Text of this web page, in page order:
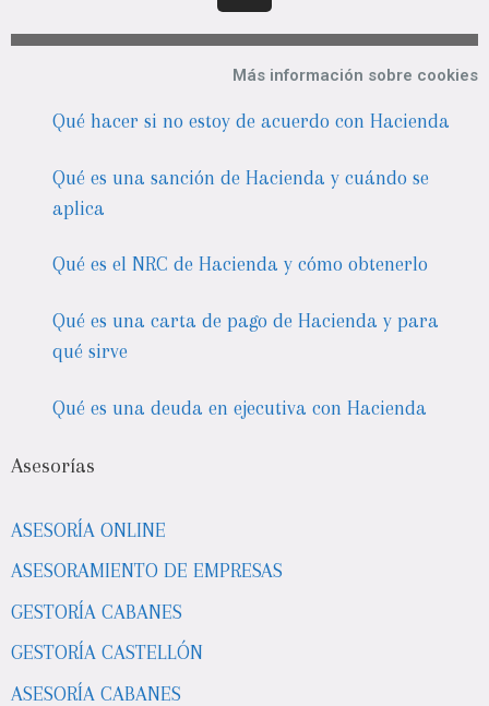
Más información sobre cookies
Qué hacer si no estoy de acuerdo con Hacienda
Qué es una sanción de Hacienda y cuándo se
aplica
Qué es el NRC de Hacienda y cómo obtenerlo
Qué es una carta de pago de Hacienda y para
qué sirve
Qué es una deuda en ejecutiva con Hacienda
Asesorías
ASESORÍA ONLINE
ASESORAMIENTO DE EMPRESAS
GESTORÍA CABANES
GESTORÍA CASTELLÓN
ASESORÍA CABANES